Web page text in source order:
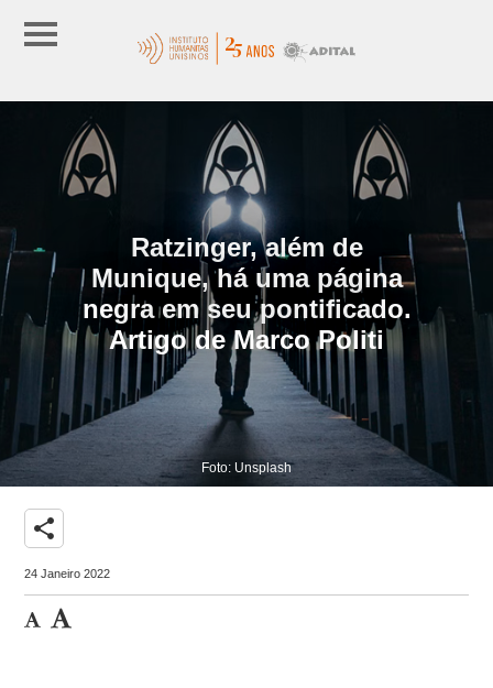
Ratzinger, além de
Munique, há uma página
negra em seu pontificado.
Artigo de Marco Politi
Foto: Unsplash
share
24 Janeiro 2022